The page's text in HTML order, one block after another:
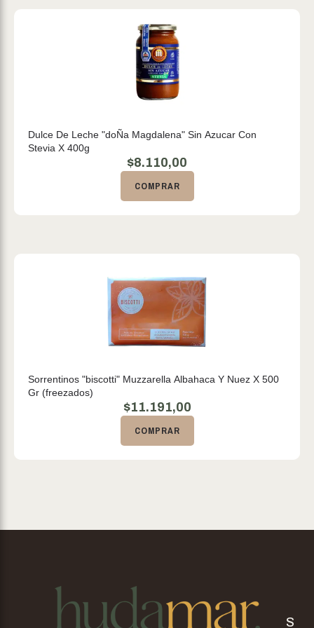
Dulce De Leche "doÑa Magdalena" Sin Azucar Con
Stevia X 400g
$8.110,00
COMPRAR
Sorrentinos "biscotti" Muzzarella Albahaca Y Nuez X 500
Gr (freezados)
$11.191,00
COMPRAR
S